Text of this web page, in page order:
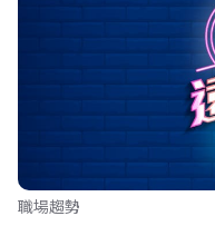
河、紙風車劇團創辦人
許喻理。帶你深入剖析
型故事，讀懂這段洗天
十年的發展藍圖！ 🔺翁
立的科技版圖中搶先卡
化傳統作物為高價值的
轉化為凝聚團隊與縣民
職場趨勢